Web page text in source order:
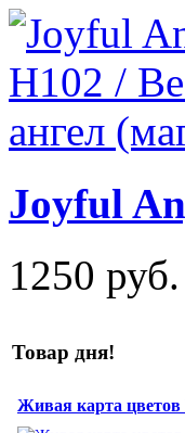
Joyful
1250 руб.
Товар дня!
Живая карта